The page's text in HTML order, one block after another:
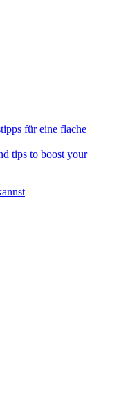
für eine flache
tips to boost your